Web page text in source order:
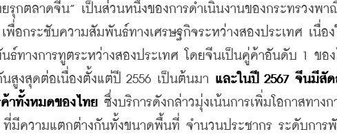
ลาดจีน” เป็นส่วนหนึ่งของการดำเนินงานของกระทรวงพา
พื่อกระชับความสัมพันธ์ทางเศรษฐกิจระหว่างสองประเทศ เนื่อง
ทางการทูตระหว่างสองประเทศ โดยจีนเป็นคู่ค้าอันดับ 1 ขอ
สูงสุดต่อเนื่องตั้งแต่ปี 2556 เป็นต้นมา และในปี 2567 จีนมีสัด
าทั้งหมดของไทย ซึ่งบริการดังกล่าวมุ่งเน้นการเพิ่มโอกาสทางก
ความแตกต่างกันทั้งขนาดพื้นที่ จำนวนประชากร ระดับการ